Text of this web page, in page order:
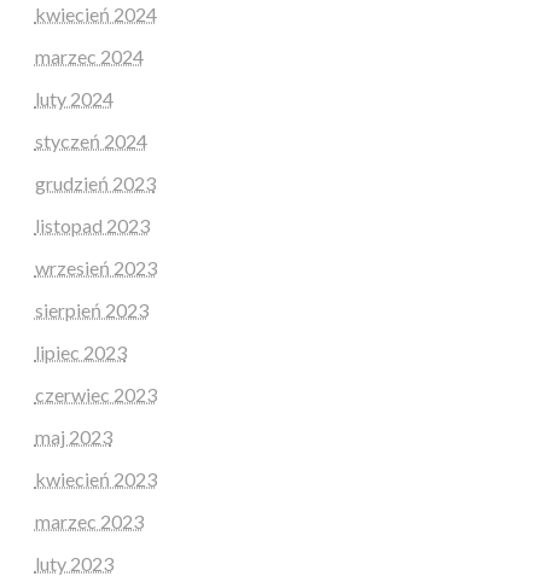
kwiecień 2024
marzec 2024
luty 2024
styczeń 2024
grudzień 2023
listopad 2023
wrzesień 2023
sierpień 2023
lipiec 2023
czerwiec 2023
maj 2023
kwiecień 2023
marzec 2023
luty 2023